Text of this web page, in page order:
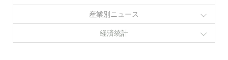
産業別ニュース
経済統計